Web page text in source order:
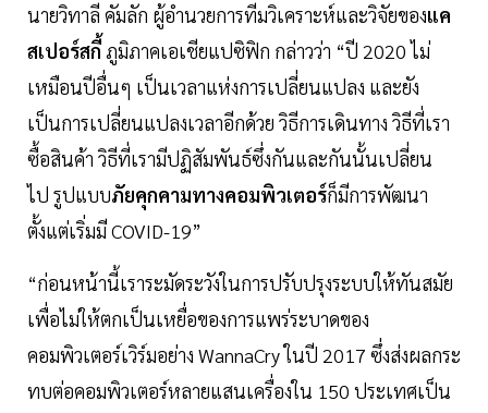
นายวิทาลี คัมลัก ผู้อำนวยการทีมวิเคราะห์และวิจัยของแค
สเปอร์สกี้ภูมิภาคเอเชียแปซิฟิก กล่าวว่า “ปี 2020 ไม่
เหมือนปีอื่นๆ เป็นเวลาแห่งการเปลี่ยนแปลง และยัง
เป็นการเปลี่ยนแปลงเวลาอีกด้วย วิธีการเดินทาง วิธีที่เรา
ซื้อสินค้า วิธีที่เรามีปฏิสัมพันธ์ซึ่งกันและกันนั้นเปลี่ยน
ไป รูปแบบภัยคุกคามทางคอมพิวเตอร์ก็มีการพัฒนา
ตั้งแต่เริ่มมี COVID-19”
“ก่อนหน้านี้เราระมัดระวังในการปรับปรุงระบบให้ทันสมัย
เพื่อไม่ให้ตกเป็นเหยื่อของการแพร่ระบาดของ
คอมพิวเตอร์เวิร์มอย่าง WannaCry ในปี 2017 ซึ่งส่งผลกระ
ทบต่อคอมพิวเตอร์หลายแสนเครื่องใน 150 ประเทศเป็น